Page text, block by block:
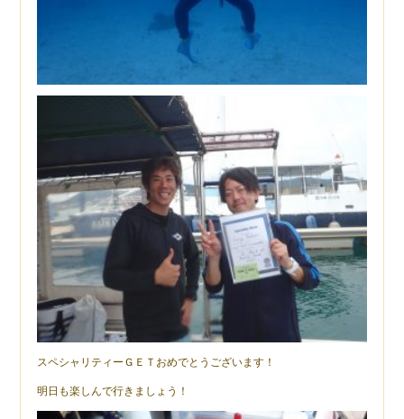
スペシャリティーＧＥＴおめでとうございます！
明日も楽しんで行きましょう！